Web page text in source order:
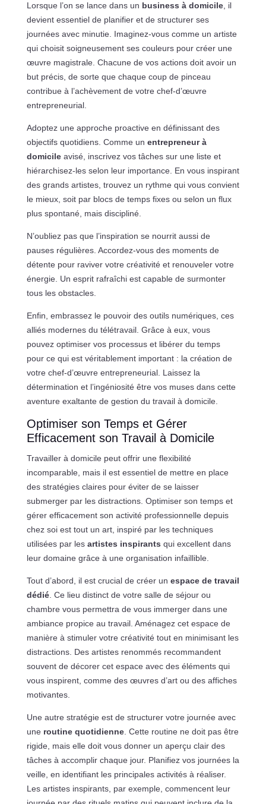
Lorsque l’on se lance dans un business à domicile, il
devient essentiel de planifier et de structurer ses
journées avec minutie. Imaginez-vous comme un artiste
qui choisit soigneusement ses couleurs pour créer une
œuvre magistrale. Chacune de vos actions doit avoir un
but précis, de sorte que chaque coup de pinceau
contribue à l’achèvement de votre chef-d’œuvre
entrepreneurial.
Adoptez une approche proactive en définissant des
objectifs quotidiens. Comme un entrepreneur à
domicileavisé, inscrivez vos tâches sur une liste et
hiérarchisez-les selon leur importance. En vous inspirant
des grands artistes, trouvez un rythme qui vous convient
le mieux, soit par blocs de temps fixes ou selon un flux
plus spontané, mais discipliné.
N’oubliez pas que l’inspiration se nourrit aussi de
pauses régulières. Accordez-vous des moments de
détente pour raviver votre créativité et renouveler votre
énergie. Un esprit rafraîchi est capable de surmonter
tous les obstacles.
Enfin, embrassez le pouvoir des outils numériques, ces
alliés modernes du télétravail. Grâce à eux, vous
pouvez optimiser vos processus et libérer du temps
pour ce qui est véritablement important : la création de
votre chef-d’œuvre entrepreneurial. Laissez la
détermination et l’ingéniosité être vos muses dans cette
aventure exaltante de gestion du travail à domicile.
Optimiser son Temps et Gérer
Efficacement son Travail à Domicile
Travailler à domicile peut offrir une flexibilité
incomparable, mais il est essentiel de mettre en place
des stratégies claires pour éviter de se laisser
submerger par les distractions. Optimiser son temps et
gérer efficacement son activité professionnelle depuis
chez soi est tout un art, inspiré par les techniques
utilisées par les artistes inspirants qui excellent dans
leur domaine grâce à une organisation infaillible.
Tout d’abord, il est crucial de créer un espace de travail
dédié. Ce lieu distinct de votre salle de séjour ou
chambre vous permettra de vous immerger dans une
ambiance propice au travail. Aménagez cet espace de
manière à stimuler votre créativité tout en minimisant les
distractions. Des artistes renommés recommandent
souvent de décorer cet espace avec des éléments qui
vous inspirent, comme des œuvres d’art ou des affiches
motivantes.
Une autre stratégie est de structurer votre journée avec
une routine quotidienne. Cette routine ne doit pas être
rigide, mais elle doit vous donner un aperçu clair des
tâches à accomplir chaque jour. Planifiez vos journées la
veille, en identifiant les principales activités à réaliser.
Les artistes inspirants, par exemple, commencent leur